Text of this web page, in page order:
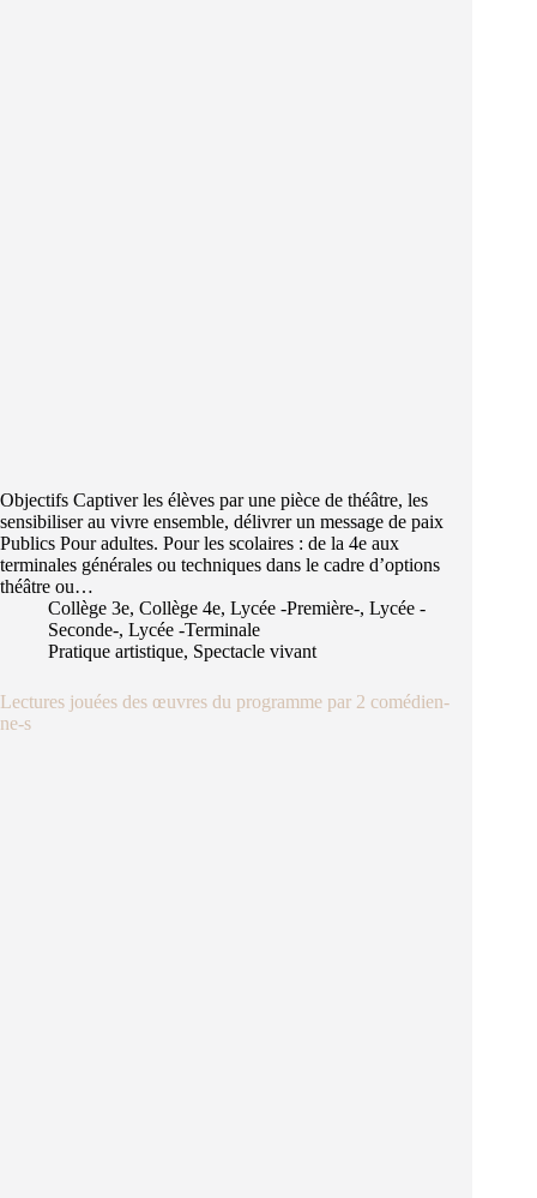
Objectifs Captiver les élèves par une pièce de théâtre, les
sensibiliser au vivre ensemble, délivrer un message de paix
Publics Pour adultes. Pour les scolaires : de la 4e aux
terminales générales ou techniques dans le cadre d’options
théâtre ou…
Collège 3e, Collège 4e, Lycée -Première-, Lycée -
Seconde-, Lycée -Terminale
Pratique artistique, Spectacle vivant
Lectures jouées des œuvres du programme par 2 comédien-
ne-s